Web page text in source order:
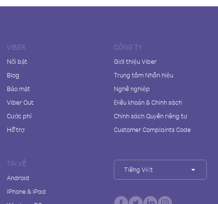
VIBER
Nổi bật
Blog
Bảo mật
Viber Out
Cước phí
Hỗ trợ
CÔNG TY
Giới thiệu Viber
Trung tâm Nhãn hiệu
Nghề nghiệp
Điều khoản & Chính sách
Chính sách Quyền riêng tư
Customer Complaints Code
TẢI VỀ
Android
iPhone & iPad
Tiếng Việt